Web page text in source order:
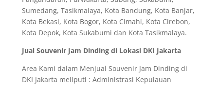
Sumedang, Tasikmalaya, Kota Bandung, Kota Banjar,
Kota Bekasi, Kota Bogor, Kota Cimahi, Kota Cirebon,
Kota Depok, Kota Sukabumi dan Kota Tasikmalaya.
Jual Souvenir Jam Dinding di Lokasi DKI Jakarta
Area Kami dalam Menjual Souvenir Jam Dinding di
DKI Jakarta meliputi : Administrasi Kepulauan